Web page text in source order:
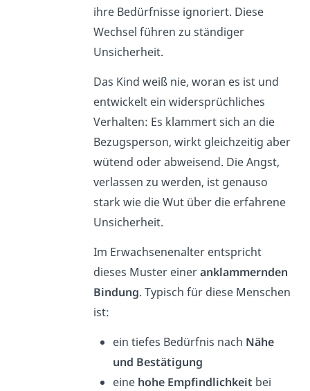
ihre Bedürfnisse ignoriert. Diese
Wechsel führen zu ständiger
Unsicherheit.
Das Kind weiß nie, woran es ist und
entwickelt ein widersprüchliches
Verhalten: Es klammert sich an die
Bezugsperson, wirkt gleichzeitig aber
wütend oder abweisend. Die Angst,
verlassen zu werden, ist genauso
stark wie die Wut über die erfahrene
Unsicherheit.
Im Erwachsenenalter entspricht
dieses Muster eineranklammernden
Bindung. Typisch für diese Menschen
ist:
ein tiefes Bedürfnis nach Nähe
und Bestätigung
eine hohe Empfindlichkeit bei